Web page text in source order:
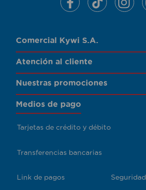
Comercial Kywi S.A.
Atención al cliente
Nuestras promociones
Medios de pago
Tarjetas de crédito y débito
Transferencias bancarias
Link de pagos Seguridad